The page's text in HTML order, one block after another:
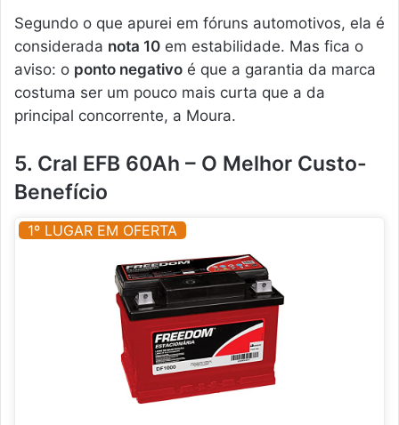
Segundo o que apurei em fóruns automotivos, ela é
considerada nota 10 em estabilidade. Mas fica o
aviso: o ponto negativo é que a garantia da marca
costuma ser um pouco mais curta que a da
principal concorrente, a Moura.
5. Cral EFB 60Ah – O Melhor Custo-
Benefício
1º LUGAR EM OFERTA